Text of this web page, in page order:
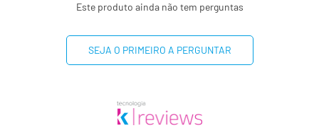
Este produto ainda não tem perguntas
SEJA O PRIMEIRO A PERGUNTAR